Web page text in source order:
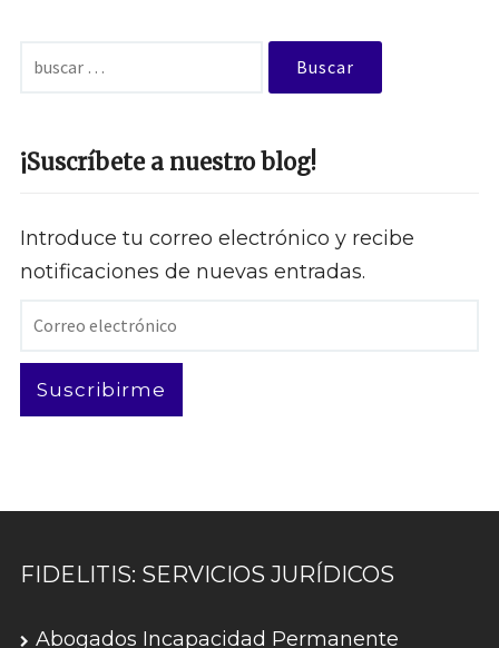
¡Suscríbete a nuestro blog!
Introduce tu correo electrónico y recibe
notificaciones de nuevas entradas.
Correo
Suscribirme
FIDELITIS: SERVICIOS JURÍDICOS
Abogados Incapacidad Permanente